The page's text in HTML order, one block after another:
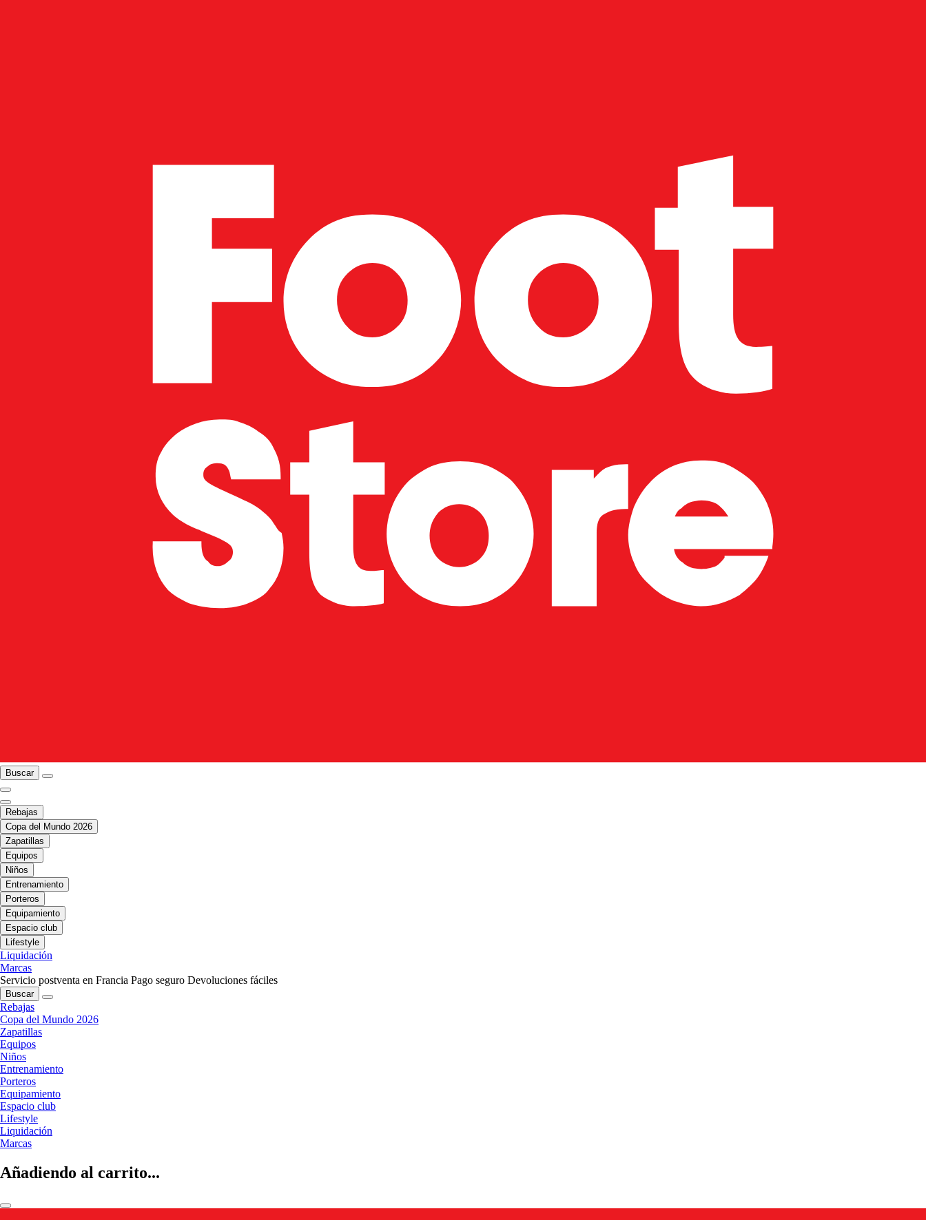
Buscar
Rebajas
Copa del Mundo 2026
Zapatillas
Equipos
Niños
Entrenamiento
Porteros
Equipamiento
Espacio club
Lifestyle
Liquidación
Marcas
Servicio postventa en Francia Pago seguro Devoluciones fáciles
Buscar
Rebajas
Copa del Mundo 2026
Zapatillas
Equipos
Niños
Entrenamiento
Porteros
Equipamiento
Espacio club
Lifestyle
Liquidación
Marcas
Añadiendo al carrito...